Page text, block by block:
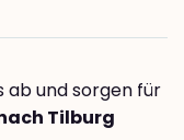
ab und sorgen für
Tilburg